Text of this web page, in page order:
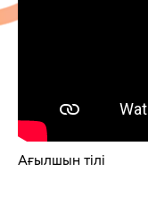
Ағылшын тілі